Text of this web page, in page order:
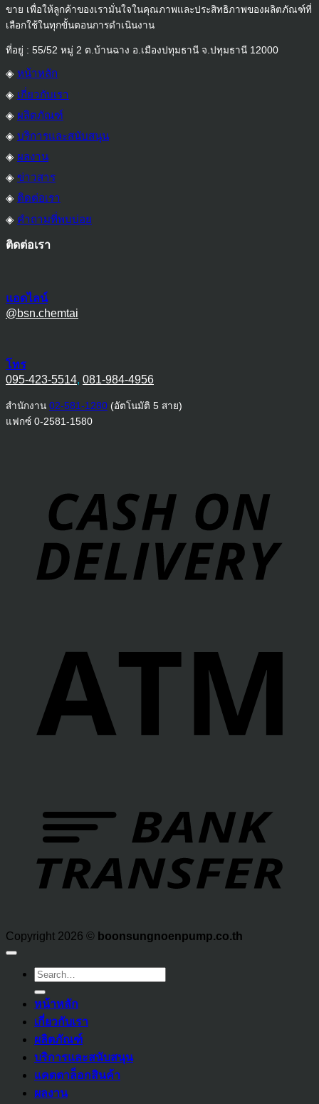
ขาย เพื่อให้ลูกค้าของเรามั่นใจในคุณภาพและประสิทธิภาพของผลิตภัณฑ์ที่
เลือกใช้ในทุกขั้นตอนการดำเนินงาน
ที่อยู่ : 55/52 หมู่ 2 ต.บ้านฉาง อ.เมืองปทุมธานี จ.ปทุมธานี 12000
◈ หน้าหลัก
◈ เกี่ยวกับเรา
◈ ผลิตภัณฑ์
◈ บริการและสนับสนุน
◈ ผลงาน
◈ ข่าวสาร
◈ ติดต่อเรา
◈ คำถามที่พบบ่อย
ติดต่อเรา
แอดไลน์
@bsn.chemtai
โทร
095-423-5514, 081-984-4956
สำนักงาน 02-581-1280 (อัตโนมัติ 5 สาย)
แฟกซ์ 0-2581-1580
Copyright 2026 © boonsungnoenpump.co.th
Search
for:
หน้าหลัก
เกี่ยวกับเรา
ผลิตภัณฑ์
บริการและสนับสนุน
แคตตาล็อกสินค้า
ผลงาน